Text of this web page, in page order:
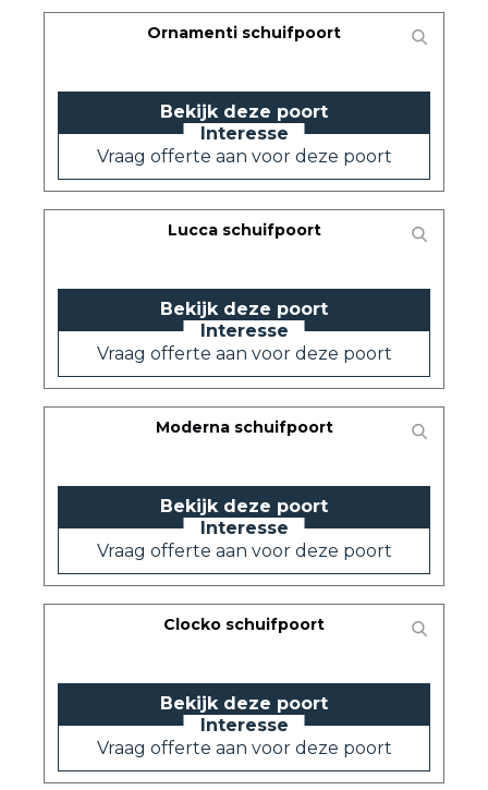
Ornamenti schuifpoort
Bekijk deze poort
Vraag offerte aan voor deze poort
Lucca schuifpoort
Bekijk deze poort
Vraag offerte aan voor deze poort
Moderna schuifpoort
Bekijk deze poort
Vraag offerte aan voor deze poort
Clocko schuifpoort
Bekijk deze poort
Vraag offerte aan voor deze poort